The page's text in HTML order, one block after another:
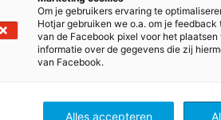
aan Tim of weet je een
formulier of kijk op de
Om je gebruikers ervaring te
Hotjar gebruiken we o.a. om je
van de Facebook pixel voor het
informatie over de gegevens die zij
van Facebook.
Alles accepteren